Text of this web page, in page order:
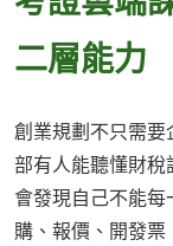
二層能力
創業規劃不只需
部有人能聽懂財
會發現自己不能
購、報價、開發